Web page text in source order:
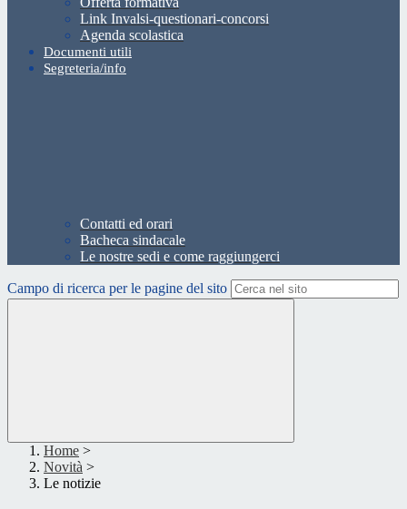
Link Invalsi-questionari-concorsi
Agenda scolastica
Documenti utili
Segreteria/info
Contatti ed orari
Bacheca sindacale
Le nostre sedi e come raggiungerci
Campo di ricerca per le pagine del sito
Home >
Novità >
Le notizie